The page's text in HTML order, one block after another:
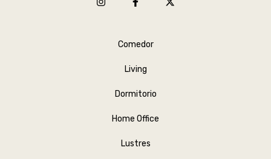
Comedor
Living
Dormitorio
Home Office
Lustres